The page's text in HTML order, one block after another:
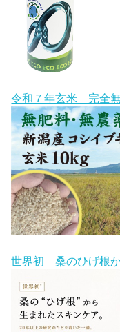
令和７年玄米 完全
世界初 桑のひげ根